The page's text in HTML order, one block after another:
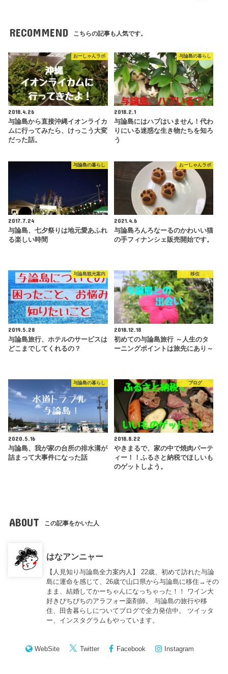
RECOMMEND こちらの記事も人気です。
おーしゃんラボ
2018.4.26
与論島から直接沖縄イオンライカ
ムに行ってみたら、けっこう大変
だった話。
与論島の暮らし
2018.2.1
与論島にはハブはいません！代わ
りにいる迷惑な生き物たちを知ろ
う
与論島の暮らし
2017.7.24
与論島、七夕祭りは地元愛あふれ
る楽しい時間
おーしゃんラボ
2021.4.6
与論島ろんろなーるのかわいい猫
の手フィナンシェ販売開始です。
与論島観光案内
2019.5.28
与論島旅行、ホテルのサービスは
どこまでしてくれるの？
移住
2018.12.18
初めての与論島旅行 ～人生のタ
ーニングポイントは旅先にあり～
与論島の暮らし
2020.5.16
与論島、我が家の台所の排水溝が
詰まって大事件になった話
ブログ
2018.8.22
やきまるで、家の中で焼肉パーテ
ィー！！ふるさと納税でほしいも
のゲットしよう。
ABOUT この記事をかいた人
はなアンニャー
【人見知り与論島全力案内人】 22歳、初めて訪れた与論
島に運命を感じて、26歳で山口県から与論島に移住→その
まま、結婚してかーちゃんになっちゃった！！ ワイン大
好きぴちぴちのアラフォー薬剤師。 与論島の旅行や移
住、田舎暮らしについてブログで全力発信中。 ツイッタ
ー、インスタグラムもやっています。
WebSite Twitter Facebook Instagram